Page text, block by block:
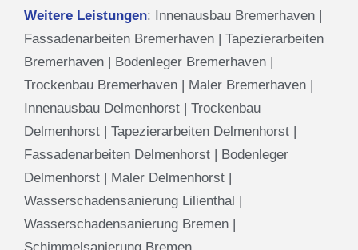
Weitere Leistungen: Innenausbau Bremerhaven |
Fassadenarbeiten Bremerhaven | Tapezierarbeiten
Bremerhaven | Bodenleger Bremerhaven |
Trockenbau Bremerhaven | Maler Bremerhaven |
Innenausbau Delmenhorst | Trockenbau
Delmenhorst | Tapezierarbeiten Delmenhorst |
Fassadenarbeiten Delmenhorst | Bodenleger
Delmenhorst | Maler Delmenhorst |
Wasserschadensanierung Lilienthal |
Wasserschadensanierung Bremen |
Schimmelsanierung Bremen